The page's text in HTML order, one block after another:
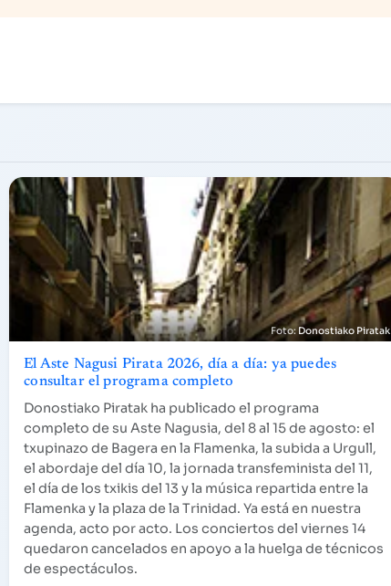
Donostiako Piratak
El Aste Nagusi Pirata 2026, día a día: ya puedes
consultar el programa completo
Donostiako Piratak ha publicado el programa
completo de su Aste Nagusia, del 8 al 15 de agosto: el
txupinazo de Bagera en la Flamenka, la subida a Urgull,
el abordaje del día 10, la jornada transfeminista del 11,
el día de los txikis del 13 y la música repartida entre la
Flamenka y la plaza de la Trinidad. Ya está en nuestra
agenda, acto por acto. Los conciertos del viernes 14
quedaron cancelados en apoyo a la huelga de técnicos
de espectáculos.